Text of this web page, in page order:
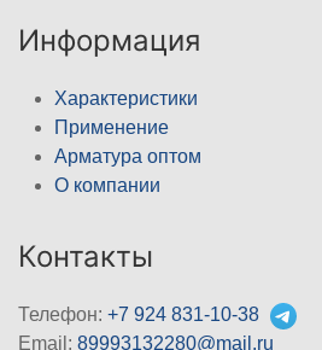
Информация
Характеристики
Применение
Арматура оптом
О компании
Контакты
Телефон: +7 924 831-10-38
Email: 89993132280@mail.ru